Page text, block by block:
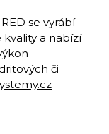
se vyrábí
a nabízí
či